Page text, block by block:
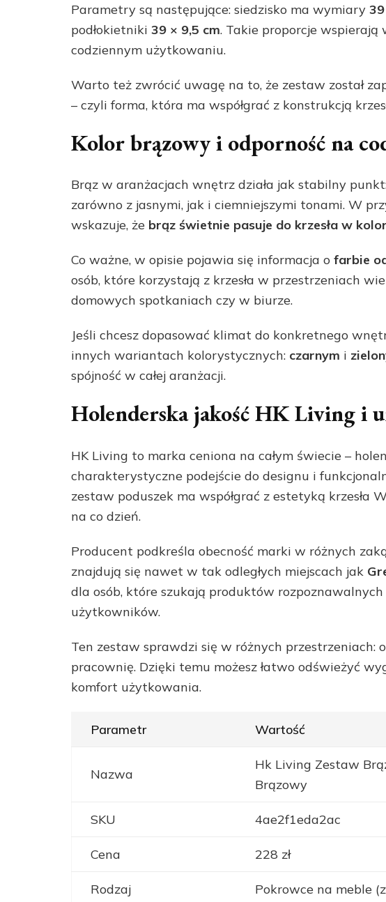
Parametry są następujące: siedzisko ma wymiary
podłokietniki 39 × 9,5 cm. Takie proporcje wspierają
codziennym użytkowaniu.
Warto też zwrócić uwagę na to, że zestaw został
– czyli forma, która ma współgrać z konstrukcją
Kolor brązowy i odporność na
Brąz w aranżacjach wnętrz działa jak stabilny
zarówno z jasnymi, jak i ciemniejszymi tonami. W
wskazuje, że brąz świetnie pasuje do krzesła w
Co ważne, w opisie pojawia się informacja o farbie
osób, które korzystają z krzesła w przestrzeniach
domowych spotkaniach czy w biurze.
Jeśli chcesz dopasować klimat do konkretnego
innych wariantach kolorystycznych: czarnym i
spójność w całej aranżacji.
Holenderska jakość HK Living i
HK Living to marka ceniona na całym świecie –
charakterystyczne podejście do designu i
zestaw poduszek ma współgrać z estetyką krzesła
na co dzień.
Producent podkreśla obecność marki w różnych
znajdują się nawet w tak odległych miejscach jak
dla osób, które szukają produktów
użytkowników.
Ten zestaw sprawdzi się w różnych przestrzeniach:
pracownię. Dzięki temu możesz łatwo odświeżyć
komfort użytkowania.
Parametr Wartość
Nazwa
Hk Living Zestaw
Brązowy
SKU 4ae2f1eda2ac
Cena 228 zł
Rodzaj Pokrowce na meble